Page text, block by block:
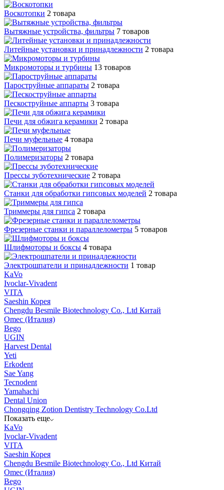
Воскотопки 2 товара
Вытяжные устройства, фильтры 7 товаров
Литейные установки и принадлежности 2 товара
Микромоторы и турбины 13 товаров
Пароструйные аппараты 2 товара
Пескоструйные аппарты 3 товара
Печи для обжига керамики 2 товара
Печи муфельные 4 товара
Полимеризаторы 2 товара
Прессы зуботехнические 2 товара
Станки для обработки гипсовых моделей 2 товара
Триммеры для гипса 2 товара
Фрезерные станки и параллелометры 5 товаров
Шлифмоторы и боксы 4 товара
Электрошпатели и принадлежности 1 товар
KaVo
Ivoclar-Vivadent
VITA
Saeshin Корея
Chengdu Besmile Biotechnology Co., Ltd Китай
Omec (Италия)
Bego
UGIN
Harvest Dental
Yeti
Erkodent
Sae Yang
Tecnodent
Yamahachi
Dental Union
Chongqing Zotion Dentistry Technology Co.Ltd
Показать еще
KaVo
Ivoclar-Vivadent
VITA
Saeshin Корея
Chengdu Besmile Biotechnology Co., Ltd Китай
Omec (Италия)
Bego